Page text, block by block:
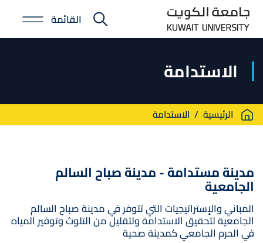
Skip
main
E-
Portal
القائمة
الاستدامة
Breadcrumb
الرئيسية الاستدامة
مدينة مستدامة - مدينة صباح السالم
الجامعية
المباني والإستراتيجيات التي تتوفر في مدينة صباح السالم
الجامعية لتحقيق الاستدامة ولتقليل من التلوث وتوفير المياه
في الحرم الجامعي كمدينة صحية